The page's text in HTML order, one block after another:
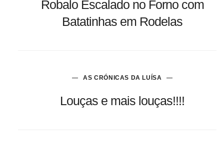
Robalo Escalado no Forno com
Batatinhas em Rodelas
AS CRÓNICAS DA LUÍSA
Louças e mais louças!!!!